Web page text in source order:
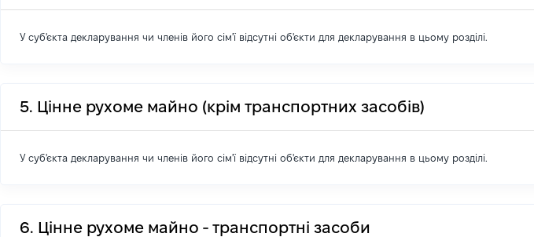
У суб'єкта декларування чи членів його сім'ї відсутні об'єкти для декларування в цьому розділі.
5. Цінне рухоме майно (крім транспортних засобів)
У суб'єкта декларування чи членів його сім'ї відсутні об'єкти для декларування в цьому розділі.
6. Цінне рухоме майно - транспортні засоби